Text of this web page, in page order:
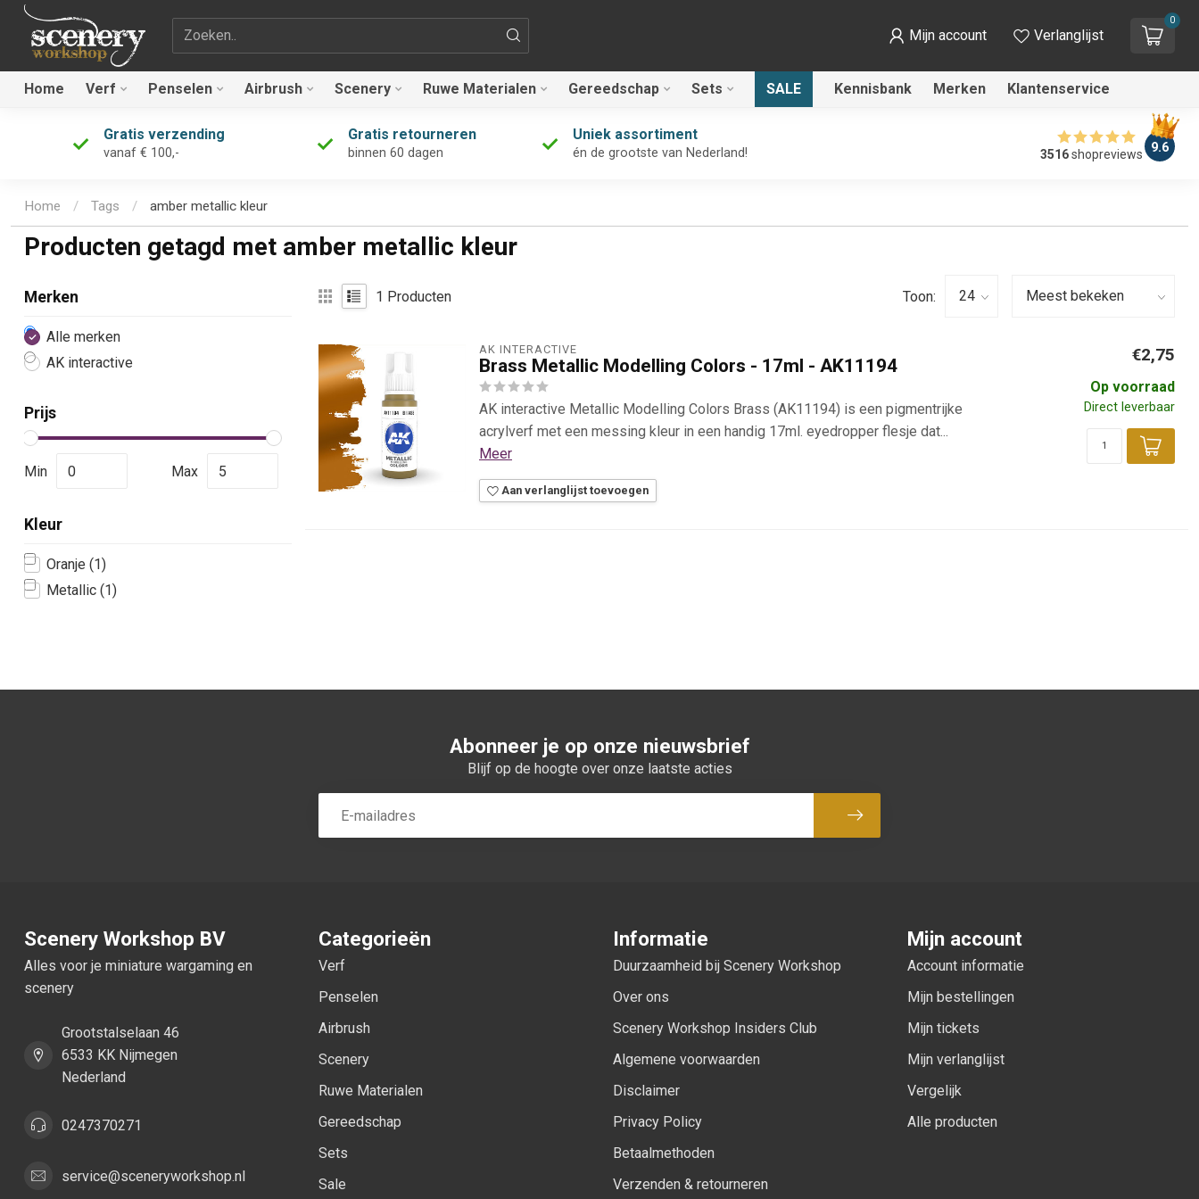
Zoekterm Mijn account Verlanglijst
0
Home Verf Penselen Airbrush Scenery Ruwe Materialen Gereedschap Sets SALE Kennisbank Merken Klantenservice
Gratis verzending
vanaf € 100,-
Gratis retourneren
binnen 60 dagen
Uniek assortiment
én de grootste van Nederland! 3516shopreviews 9.6
Home / Tags / amber metallic kleur
Producten getagd met amber metallic kleur
Merken
Alle merken
AK interactive
Kleur
Oranje (1)
Metallic (1)
Prijs
Min Max
1 Producten Toon:
AK INTERACTIVE
Brass Metallic Modelling Colors - 17ml - AK11194
AK interactive Metallic Modelling Colors Brass (AK11194) is een pigmentrijke
acrylverf met een messing kleur in een handig 17ml. eyedropper flesje dat...
Meer
Aan verlanglijst toevoegen
€2,75
Op voorraad
Direct leverbaar
Abonneer je op onze nieuwsbrief
Blijf op de hoogte over onze laatste acties
Abonneer
Scenery Workshop BV
Alles voor je miniature wargaming en
scenery
Grootstalselaan 46
6533 KK Nijmegen
Nederland
0247370271
service@sceneryworkshop.nl
Categorieën
Verf
Penselen
Airbrush
Scenery
Ruwe Materialen
Gereedschap
Sets
Sale
Informatie
Duurzaamheid bij Scenery Workshop
Over ons
Scenery Workshop Insiders Club
Algemene voorwaarden
Disclaimer
Privacy Policy
Betaalmethoden
Verzenden & retourneren
Mijn account
Account informatie
Mijn bestellingen
Mijn tickets
Mijn verlanglijst
Vergelijk
Alle producten